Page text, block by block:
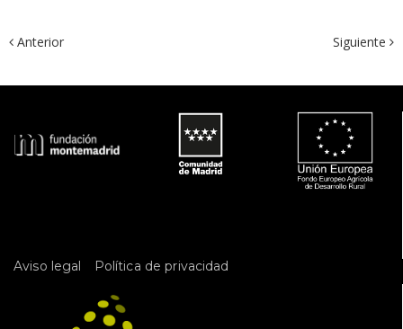
Anterior Siguiente
Aviso legal Política de privacidad